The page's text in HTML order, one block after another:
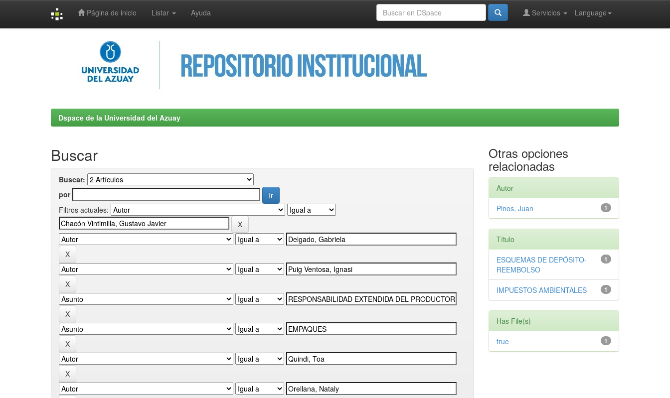
Página de inicio Listar Ayuda Language
Servicios
Dspace de la Universidad del Azuay
Buscar
Buscar:
por
Filtros actuales:
Otras opciones
relacionadas
Autor
1
Pinos, Juan
Título
1
ESQUEMAS DE DEPÓSITO-
REEMBOLSO
1
IMPUESTOS AMBIENTALES
Has File(s)
1
true